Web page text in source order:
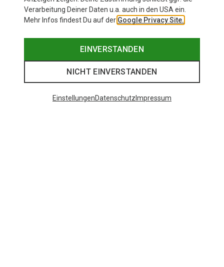
Beliebte Kategorien
Verarbeitung Deiner Daten u.a. auch in den USA ein.
Mehr Infos findest Du auf der Google Privacy Site.
EINVERSTANDEN
NICHT EINVERSTANDEN
EinstellungenDatenschutz Impressum